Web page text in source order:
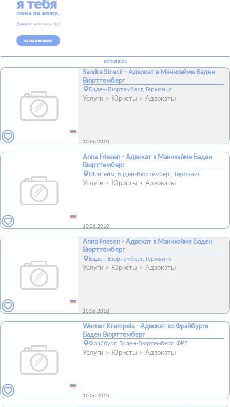
annonces
Sandra Streck - Адвокат в Маннхайме Баден
Вюрттемберг
Баден-Вюртемберг, Германия
Услуги Юристы Адвокаты
10.06.2010
Anna Friesen - Адвокат в Маннхайме Баден
Вюрттемберг
Мангейм, Баден-Вюртемберг, Германия
Услуги Юристы Адвокаты
10.06.2010
Anna Friesen - Адвокат в Маннхайме Баден
Вюрттемберг
Баден-Вюртемберг, Германия
Услуги Юристы Адвокаты
10.06.2010
Werner Krempels - Адвокат во Фрайбурге
Баден Вюрттемберг
Фрайбург, Баден-Вюртемберг, ФРГ
Услуги Юристы Адвокаты
10.06.2010